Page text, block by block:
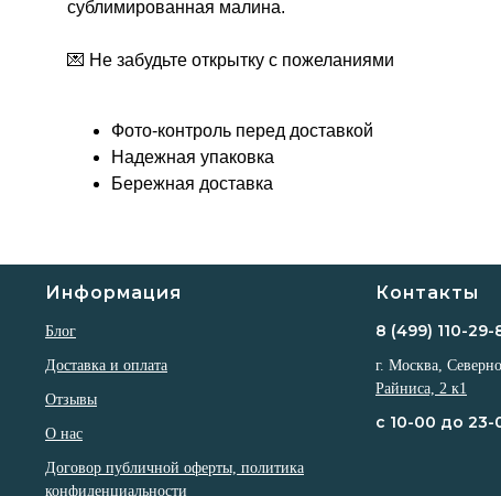
сублимированная малина.
💌 Не забудьте открытку с пожеланиями
Фото-контроль перед доставкой
Надежная упаковка
Бережная доставка
Информация
Блог
Доставка и оплата
Отзывы
О нас
Договор публичной оферты, политика
конфиденциальности
Контакты
8 (499) 110-29-
г. Москва,
Райниса, 2 к1
с 10-00 до